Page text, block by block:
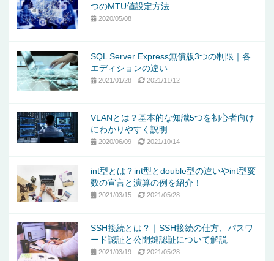
つのMTU値設定方法
2020/05/08
SQL Server Express無償版3つの制限｜各
エディションの違い
2021/01/28 2021/11/12
VLANとは？基本的な知識5つを初心者向け
にわかりやすく説明
2020/06/09 2021/10/14
int型とは？int型とdouble型の違いやint型変
数の宣言と演算の例を紹介！
2021/03/15 2021/05/28
SSH接続とは？｜SSH接続の仕方、パスワ
ード認証と公開鍵認証について解説
2021/03/19 2021/05/28